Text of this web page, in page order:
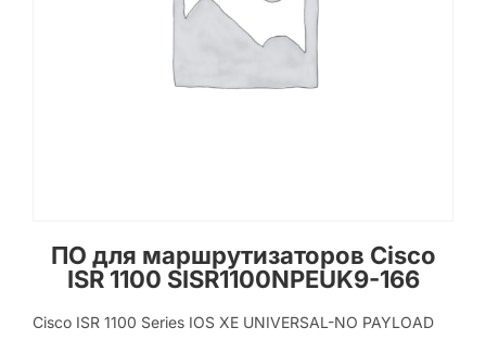
ПО для маршрутизаторов Cisco
ISR 1100 SISR1100NPEUK9-166
Cisco ISR 1100 Series IOS XE UNIVERSAL-NO PAYLOAD